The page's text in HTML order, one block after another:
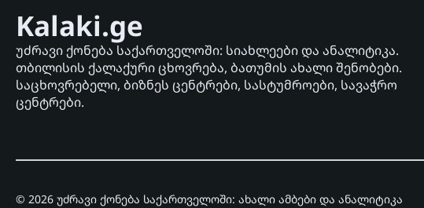
Kalaki.ge
უძრავი ქონება საქართველოში: სიახლეები და ანალიტიკა.
თბილისის ქალაქური ცხოვრება, ბათუმის ახალი შენობები.
საცხოვრებელი, ბიზნეს ცენტრები, სასტუმროები, სავაჭრო
ცენტრები.
© 2026 უძრავი ქონება საქართველოში: ახალი ამბები და ანალიტიკა